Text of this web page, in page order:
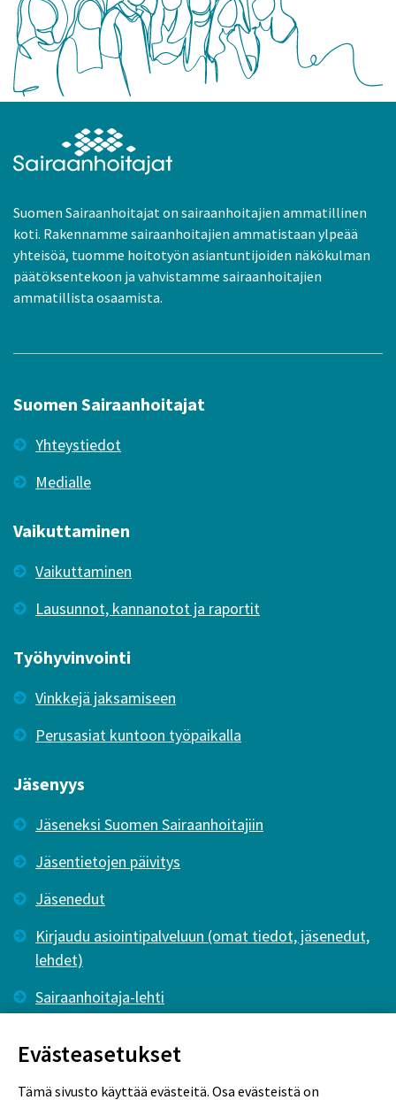
Suomen Sairaanhoitajat on sairaanhoitajien ammatillinen
koti. Rakennamme sairaanhoitajien ammatistaan ylpeää
yhteisöä, tuomme hoitotyön asiantuntijoiden näkökulman
päätöksentekoon ja vahvistamme sairaanhoitajien
ammatillista osaamista.
Suomen Sairaanhoitajat
Yhteystiedot
Medialle
Vaikuttaminen
Vaikuttaminen
Lausunnot, kannanotot ja raportit
Työhyvinvointi
Vinkkejä jaksamiseen
Perusasiat kuntoon työpaikalla
Jäsenyys
Jäseneksi Suomen Sairaanhoitajiin
Jäsentietojen päivitys
Jäsenedut
Kirjaudu asiointipalveluun (omat tiedot, jäsenedut,
lehdet)
Sairaanhoitaja-lehti
Evästeasetukset
Tämä sivusto käyttää evästeitä. Osa evästeistä on